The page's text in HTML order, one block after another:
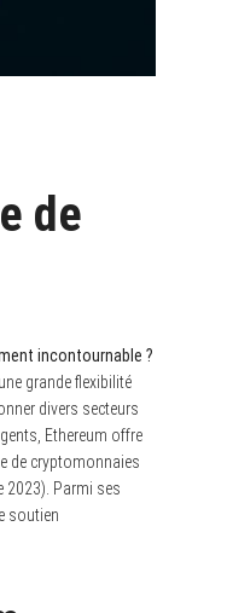
de
incontournable ?
grande flexibilité
divers secteurs
Ethereum offre
de cryptomonnaies
2023). Parmi ses
soutien